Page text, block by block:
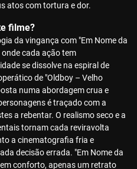
atos com tortura e dor.
filme?
da vingança com "Em Nome da
cada ação tem
se dissolve na espiral de
de "Oldboy – Velho
numa abordagem crua e
é traçado com a
a rebentar. O realismo seco e a
tornam cada reviravolta
a cinematografia fria e
decisão errada. "Em Nome da
conforto, apenas um retrato